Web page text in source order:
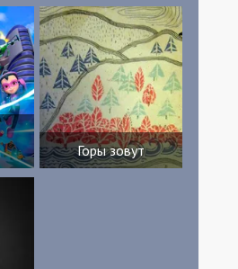
Зиад Джаллад Клоди Корво
Легран Жан-Марк Лефевр
Антуан Леланде Тед Этьен
Эрик Хантавиксей
Thomas de Sambi
Кристоф Фавр
Горы зовут